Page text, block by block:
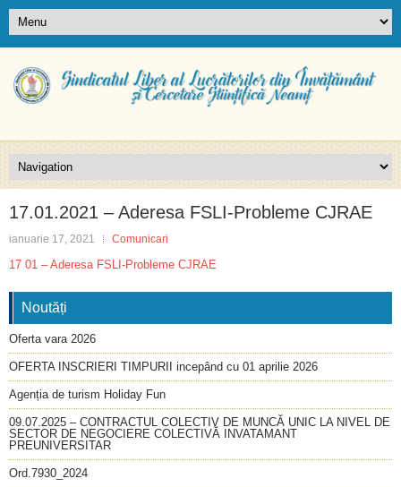
17.01.2021 – Aderesa FSLI-Probleme CJRAE
ianuarie 17, 2021 Comunicari
17 01 – Aderesa FSLI-Probleme CJRAE
Noutăți
Oferta vara 2026
OFERTA INSCRIERI TIMPURII incepând cu 01 aprilie 2026
Agenția de turism Holiday Fun
09.07.2025 – CONTRACTUL COLECTIV DE MUNCĂ UNIC LA NIVEL DE
SECTOR DE NEGOCIERE COLECTIVĂ INVATAMANT
PREUNIVERSITAR
Ord.7930_2024